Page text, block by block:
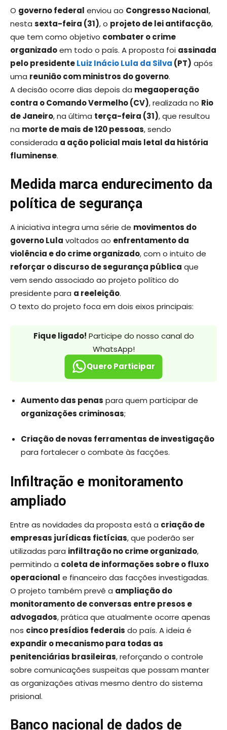
O governo federal enviou ao Congresso Nacional,
nesta sexta-feira (31), o projeto de lei antifacção,
que tem como objetivo combater o crime
organizadoem todo o país. A proposta foi assinada
pelo presidenteLuiz Inácio Lula da Silva (PT) após
uma reunião com ministros do governo.
A decisão ocorre dias depois da megaoperação
contra o Comando Vermelho (CV), realizada no Rio
de Janeiro, na última terça-feira (31), que resultou
na morte de mais de 120 pessoas, sendo
considerada a ação policial mais letal da história
fluminense.
Medida marca endurecimento da
política de segurança
A iniciativa integra uma série de movimentos do
governo Lula voltados ao enfrentamento da
violência e do crime organizado, com o intuito de
reforçar o discurso de segurança pública que
vem sendo associado ao projeto político do
presidente para a reeleição.
O texto do projeto foca em dois eixos principais:
Fique ligado! Participe do nosso canal do
WhatsApp!
Quero Participar
Aumento das penas para quem participar de
organizações criminosas;
Criação de novas ferramentas de investigação
para fortalecer o combate às facções.
Infiltração e monitoramento
ampliado
Entre as novidades da proposta está a criação de
empresas jurídicas fictícias, que poderão ser
utilizadas para infiltração no crime organizado,
permitindo a coleta de informações sobre o fluxo
operacional e financeiro das facções investigadas.
O projeto também prevê a ampliação do
monitoramento de conversas entre presos e
advogados, prática que atualmente ocorre apenas
nos cinco presídios federais do país. A ideia é
expandir o mecanismo para todas as
penitenciárias brasileiras, reforçando o controle
sobre comunicações suspeitas que possam manter
as organizações ativas mesmo dentro do sistema
prisional.
Banco nacional de dados de